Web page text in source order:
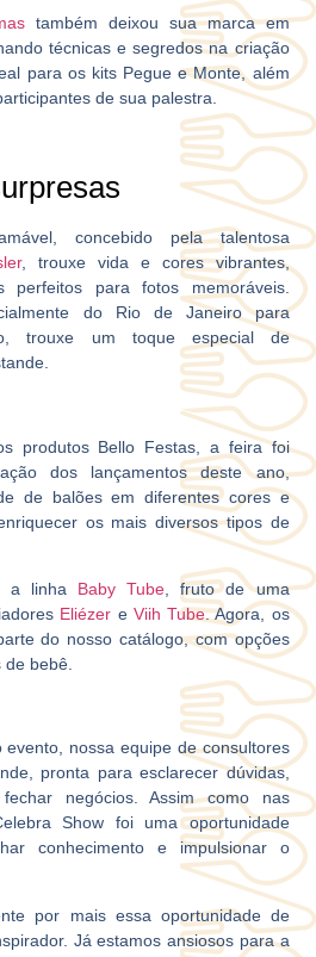
também deixou sua marca em
técnicas e segredos na criação
para os kits Pegue e Monte, além
de sua palestra.
concebido pela talentosa
, trouxe vida e cores vibrantes,
perfeitos para fotos memoráveis.
do Rio de Janeiro para
trouxe um toque especial de
produtos Bello Festas, a feira foi
dos lançamentos deste ano,
de balões em diferentes cores e
os mais diversos tipos de
a linha Baby Tube , fruto de uma
Eliézer e Viih Tube. Agora, os
do nosso catálogo, com opções
bebê.
nossa equipe de consultores
pronta para esclarecer dúvidas,
negócios. Assim como nas
Show foi uma oportunidade
conhecimento e impulsionar o
por mais essa oportunidade de
Já estamos ansiosos para a